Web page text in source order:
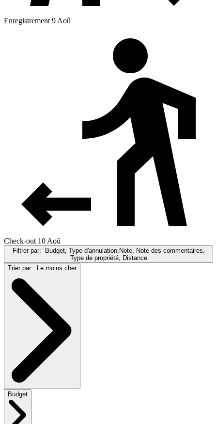
Enregistrement 9 Aoû
Check-out 10 Aoû
Filtrer par: Budget, Type d'annulation,Note, Note des commentaires,
Type de propriété, Distance
Trier par: Le moins cher
Budget